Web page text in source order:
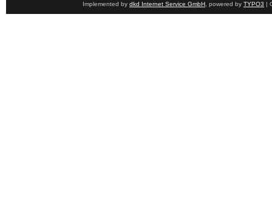
Implemented by dkd Internet Service GmbH , powered by TYPO3 |